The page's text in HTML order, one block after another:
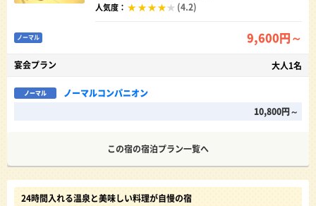
人気度：
(4.2)
ノーマル 9,600円～
宴会プラン 大人1名
ノーマル
ノーマルコンパニオン
10,800円～
この宿の宿泊プラン一覧へ
24時間入れる温泉と美味しい料理が自慢の宿